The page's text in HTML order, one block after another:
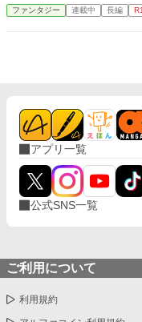
キャンパス・ラブストーリー。 今
ファンタジー 連載中 長編
アプリ一覧
公式SNS一覧
ご利用について
利用規約